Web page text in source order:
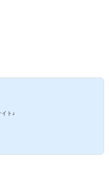
イト♪